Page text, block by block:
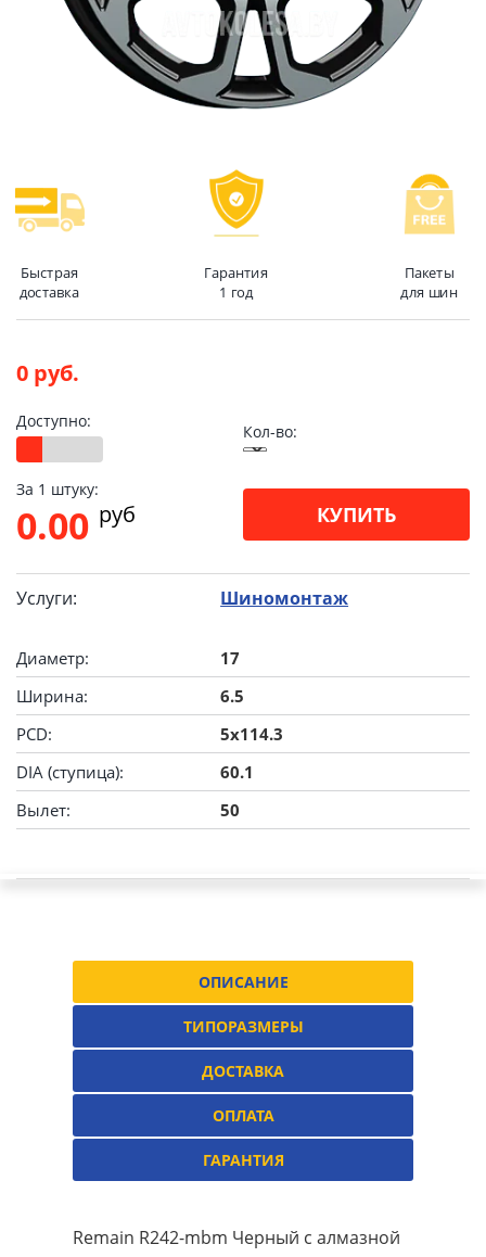
Быстрая
доставка
Гарантия
1 год
Пакеты
для шин
0 руб.
Доступно:
Кол-во:
За 1 штуку:
0.00 pуб КУПИТЬ
Услуги: Шиномонтаж
Диаметр:
17
Ширина:
6.5
PCD:
5x114.3
DIA (ступица):
60.1
Вылет:
50
ОПИСАНИЕ
ТИПОРАЗМЕРЫ
ДОСТАВКА
ОПЛАТА
ГАРАНТИЯ
Remain R242-mbm Черный с алмазной